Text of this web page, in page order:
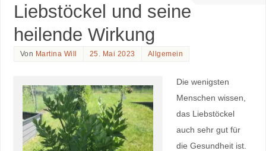
Liebstöckel und seine
heilende Wirkung
Von Martina Will 25. Mai 2023 Allgemein
Die wenigsten
Menschen wissen,
das Liebstöckel
auch sehr gut für
die Gesundheit ist.